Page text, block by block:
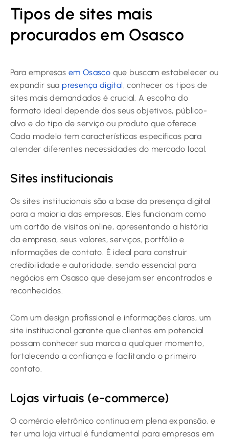
Tipos de sites mais
procurados em Osasco
Para empresas em Osasco que buscam estabelecer ou
expandir sua presença digital, conhecer os tipos de
sites mais demandados é crucial. A escolha do
formato ideal depende dos seus objetivos, público-
alvo e do tipo de serviço ou produto que oferece.
Cada modelo tem características específicas para
atender diferentes necessidades do mercado local.
Sites institucionais
Os sites institucionais são a base da presença digital
para a maioria das empresas. Eles funcionam como
um cartão de visitas online, apresentando a história
da empresa, seus valores, serviços, portfólio e
informações de contato. É ideal para construir
credibilidade e autoridade, sendo essencial para
negócios em Osasco que desejam ser encontrados e
reconhecidos.
Com um design profissional e informações claras, um
site institucional garante que clientes em potencial
possam conhecer sua marca a qualquer momento,
fortalecendo a confiança e facilitando o primeiro
contato.
Lojas virtuais (e-commerce)
O comércio eletrônico continua em plena expansão, e
ter uma loja virtual é fundamental para empresas em